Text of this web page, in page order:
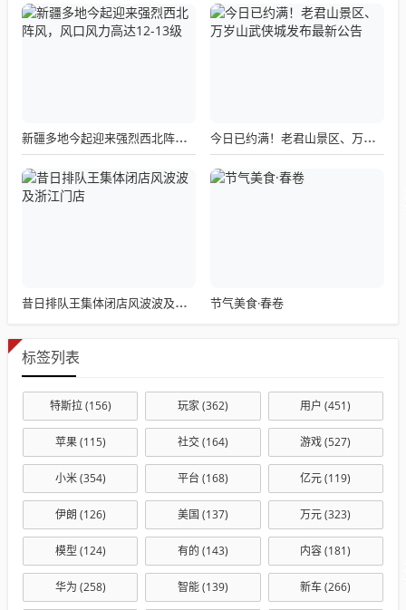
新疆多地今起迎来强烈西北阵风，风口风力高达12-13级 今日已约满！老君山景区、万岁山武侠城发布最新公告
昔日排队王集体闭店风波波及浙江门店 节气美食·春卷
标签列表
特斯拉(156) 玩家(362) 用户 (451)
苹果(115) 社交(164) 游戏(527)
小米(354) 平台 (168) 亿元(119)
伊朗 (126) 美国 (137) 万元(323)
模型 (124) 有的 (143) 内容(181)
华为 (258) 智能(139) 新车(266)